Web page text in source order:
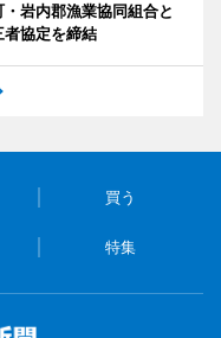
岩内郡漁業協同組合と
者協定を締結
買う
特集